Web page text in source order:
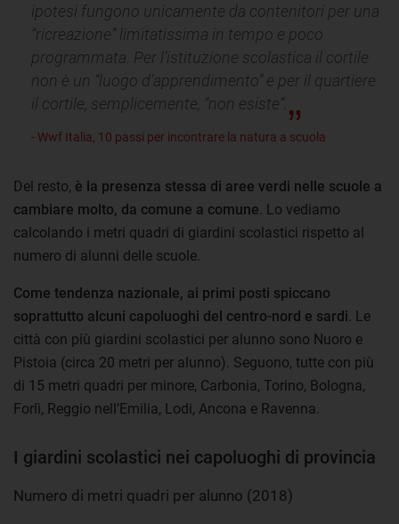
ipotesi fungono unicamente da contenitori per una
“ricreazione” limitatissima in tempo e poco
programmata. Per l’istituzione scolastica il cortile
non è un “luogo d’apprendimento” e per il quartiere
il cortile, semplicemente, “non esiste”.
- Wwf Italia, 10 passi per incontrare la natura a scuola
Del resto, è la presenza stessa di aree verdi nelle scuole a
cambiare molto, da comune a comune. Lo vediamo
calcolando i metri quadri di giardini scolastici rispetto al
numero di alunni delle scuole.
Come tendenza nazionale, ai primi posti spiccano
soprattutto alcuni capoluoghi del centro-nord e sardi. Le
città con più giardini scolastici per alunno sono Nuoro e
Pistoia (circa 20 metri per alunno). Seguono, tutte con più
di 15 metri quadri per minore, Carbonia, Torino, Bologna,
Forlì, Reggio nell’Emilia, Lodi, Ancona e Ravenna.
I giardini scolastici nei capoluoghi di provincia
Numero di metri quadri per alunno (2018)